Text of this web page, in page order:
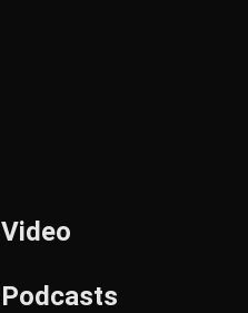
Video
Podcasts